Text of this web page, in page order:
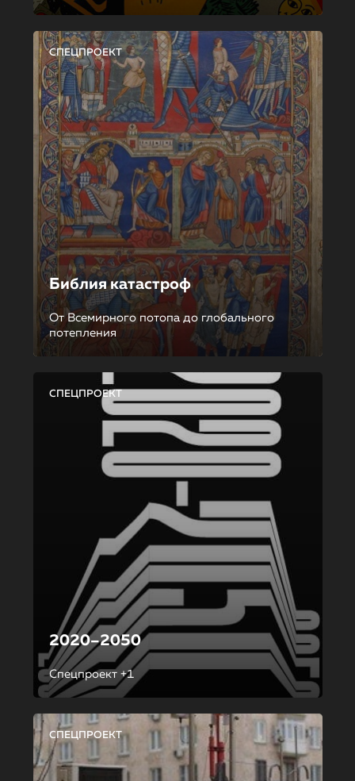
СПЕЦПРОЕКТ
Библия катастроф
От Всемирного потопа до глобального
потепления
СПЕЦПРОЕКТ
2020–2050
Спецпроект +1
СПЕЦПРОЕКТ